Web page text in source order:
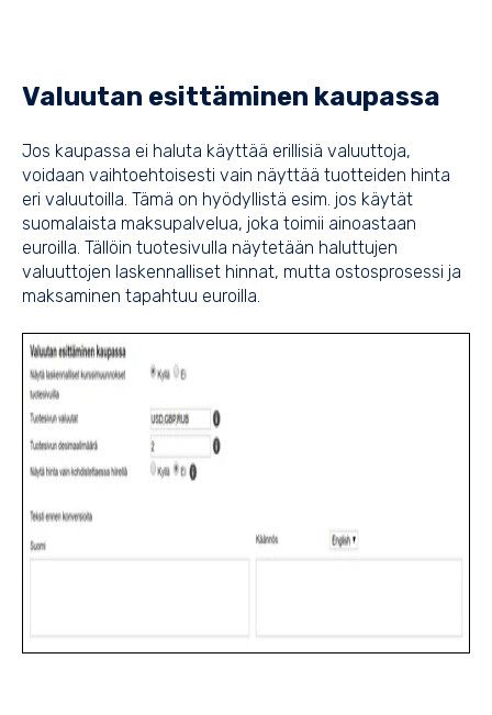
Valuutan esittäminen kaupassa
Jos kaupassa ei haluta käyttää erillisiä valuuttoja,
voidaan vaihtoehtoisesti vain näyttää tuotteiden hinta
eri valuutoilla. Tämä on hyödyllistä esim. jos käytät
suomalaista maksupalvelua, joka toimii ainoastaan
euroilla. Tällöin tuotesivulla näytetään haluttujen
valuuttojen laskennalliset hinnat, mutta ostosprosessi ja
maksaminen tapahtuu euroilla.